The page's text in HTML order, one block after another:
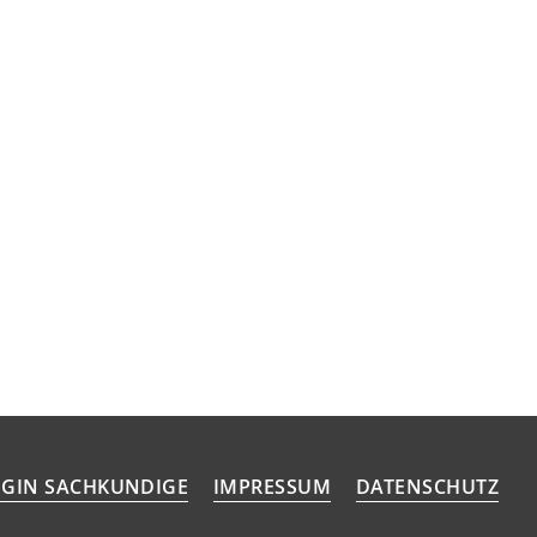
SACHKUNDIGE IMPRESSUM DATENSCHUTZ